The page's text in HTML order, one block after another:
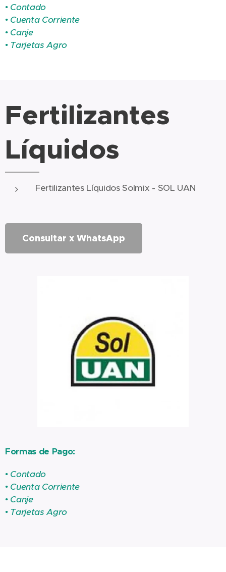
• Contado
• Cuenta Corriente
• Canje
• Tarjetas Agro
Fertilizantes
Líquidos
Fertilizantes Líquidos Solmix - SOL UAN
Consultar x WhatsApp
Formas de Pago:
• Contado
• Cuenta Corriente
• Canje
• Tarjetas Agro